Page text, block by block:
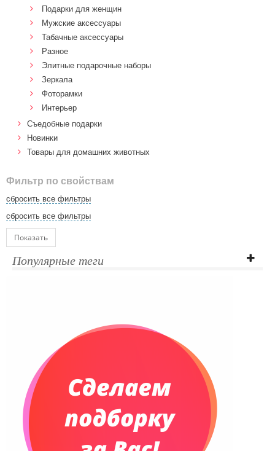
Подарки для женщин
Мужские аксессуары
Табачные аксессуары
Разное
Элитные подарочные наборы
Зеркала
Фоторамки
Интерьер
Cъедобные подарки
Новинки
Товары для домашних животных
Фильтр по свойствам
сбросить все фильтры
сбросить все фильтры
Показать
Популярные теги